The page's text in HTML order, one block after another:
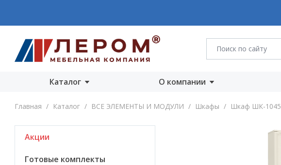
Каталог
Акции
О компании
О компании
Главная / Каталог / ВСЕ ЭЛЕМЕНТЫ И МОДУЛИ / Шкафы / Шкаф ШК-1045
Акции
Готовые комплекты